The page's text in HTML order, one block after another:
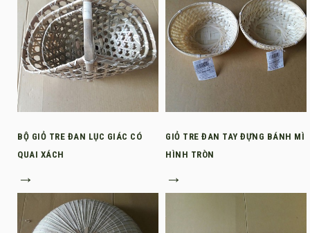
BỘ GIỎ TRE ĐAN LỤC GIÁC CÓ
QUAI XÁCH
→
GIỎ TRE ĐAN TAY ĐỰNG BÁNH MÌ
HÌNH TRÒN
→